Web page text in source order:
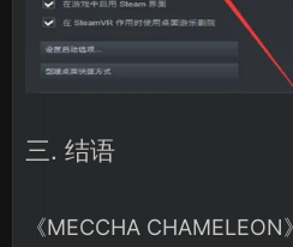
三. 结语
《MECCHA